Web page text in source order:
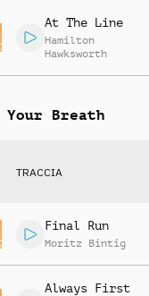
At The Line
Hamilton
Hawksworth
Your Breath
TRACCIA
Final Run
Moritz Bintig
Always First